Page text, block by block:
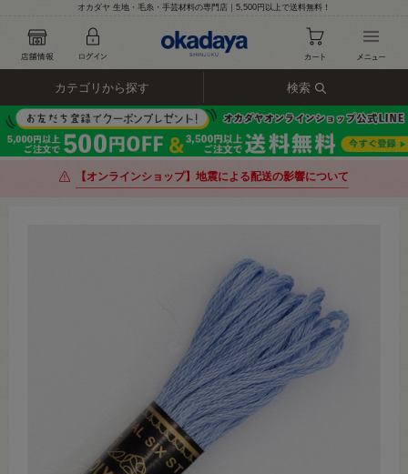
オカダヤ 生地・毛糸・手芸材料の専門店｜5,500円以上で送料無料！
カテゴリから探す 検索
【オンラインショップ】地震による配送の影響について